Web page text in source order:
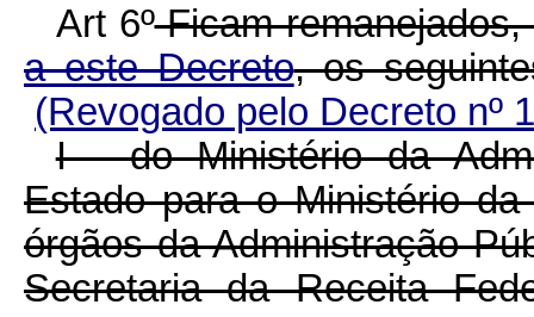
Art 6ºFicam
a este Decreto, os
(Revogado pelo Decreto nº
I - do Ministério da
Estado para o Ministério
órgãos da Administração
Secretaria da Receita